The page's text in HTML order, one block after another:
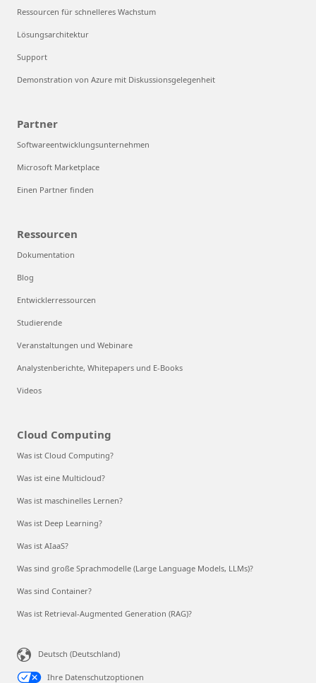
Ressourcen für schnelleres Wachstum
Lösungsarchitektur
Support
Demonstration von Azure mit Diskussionsgelegenheit
Partner
Softwareentwicklungsunternehmen
Microsoft Marketplace
Einen Partner finden
Ressourcen
Dokumentation
Blog
Entwicklerressourcen
Studierende
Veranstaltungen und Webinare
Analystenberichte, Whitepapers und E-Books
Videos
Cloud Computing
Was ist Cloud Computing?
Was ist eine Multicloud?
Was ist maschinelles Lernen?
Was ist Deep Learning?
Was ist AIaaS?
Was sind große Sprachmodelle (Large Language Models, LLMs)?
Was sind Container?
Was ist Retrieval-Augmented Generation (RAG)?
Deutsch (Deutschland)
Ihre Datenschutzoptionen